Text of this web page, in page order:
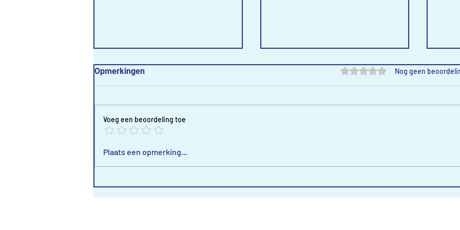
Dubbelfeest in
Hellevoetsluis!
Opmerkingen Beoordeeld met 0 uit 5
Nog geen
Voeg een beoordeling toe
Plaats een opmerking...